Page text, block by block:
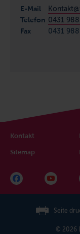
E-Mail
Telefon 0431
Fax 0431
Kontakt
Sitemap
© 2026
Seite